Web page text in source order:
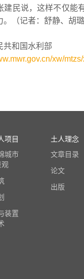
建民说，这样不仅能
（记者：舒静、胡
共和国水利部
xw/
项目
城市
观
装置
土人理念
文章目录
论文
出版